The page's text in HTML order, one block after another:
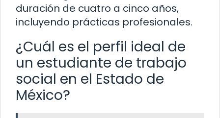
duración de cuatro a cinco años,
incluyendo prácticas profesionales.
¿Cuál es el perfil ideal de
un estudiante de trabajo
social en el Estado de
México?